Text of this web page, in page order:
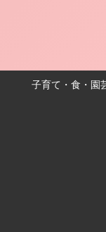
子育て・食・園